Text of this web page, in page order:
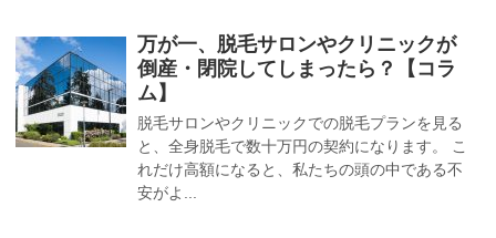
万が一、脱毛サロンやクリニックが
倒産・閉院してしまったら？【コラ
ム】
脱毛サロンやクリニックでの脱毛プランを見る
と、全身脱毛で数十万円の契約になります。 こ
れだけ高額になると、私たちの頭の中である不
安がよ...